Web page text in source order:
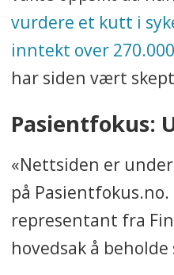
vurdere et kutt i
inntekt over
har siden vært
Pasientfokus:
«Nettsiden er
på
representant fra
hovedsak å